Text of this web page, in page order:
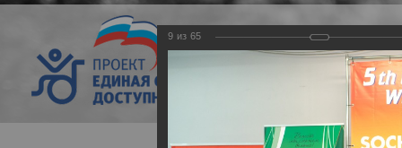
Версия для
9 из 65